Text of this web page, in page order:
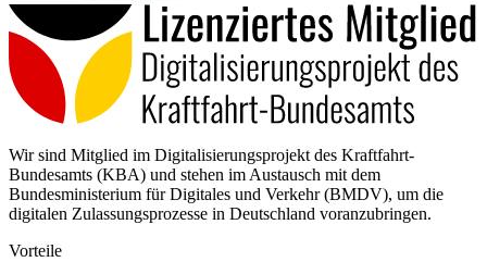
Wir sind Mitglied im Digitalisierungsprojekt des Kraftfahrt-
Bundesamts (KBA) und stehen im Austausch mit dem
Bundesministerium für Digitales und Verkehr (BMDV), um die
digitalen Zulassungsprozesse in Deutschland voranzubringen.
Vorteile